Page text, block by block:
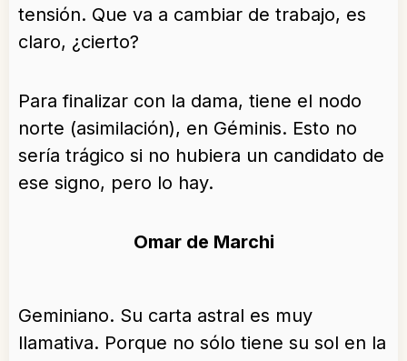
tensión. Que va a cambiar de trabajo, es
claro, ¿cierto?
Para finalizar con la dama, tiene el nodo
norte (asimilación), en Géminis. Esto no
sería trágico si no hubiera un candidato de
ese signo, pero lo hay.
Omar de Marchi
Geminiano. Su carta astral es muy
llamativa. Porque no sólo tiene su sol en la